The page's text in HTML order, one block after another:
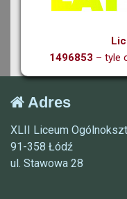
1496853 – tyle
Adres
XLII Liceum
91-358 Łódź
ul. Stawowa 28